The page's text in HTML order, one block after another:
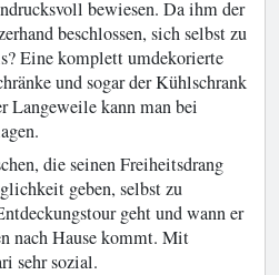
bewiesen. Da ihm der
beschlossen, sich selbst zu
Eine komplett umdekorierte
und sogar der Kühlschrank
Langeweile kann man bei
die seinen Freiheitsdrang
geben, selbst zu
geht und wann er
nach Hause kommt. Mit
sehr sozial.